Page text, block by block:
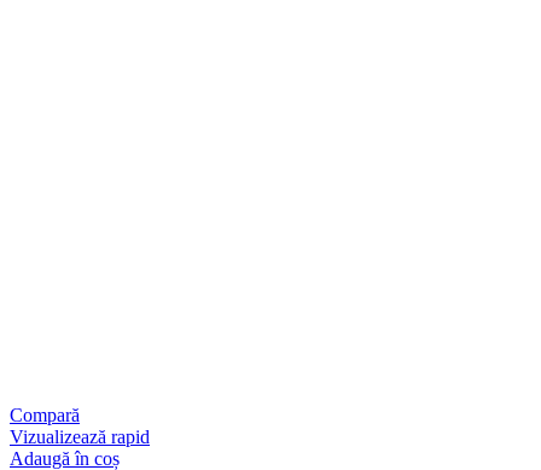
Compară
Vizualizează rapid
Adaugă în coș